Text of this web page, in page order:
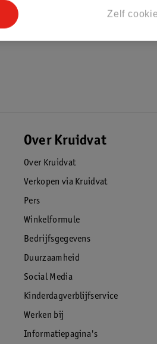
Over Kruidvat
Over Kruidvat
Verkopen via Kruidvat
Pers
Winkelformule
Bedrijfsgegevens
Duurzaamheid
Social Media
Kinderdagverblijfservice
Werken bij
Informatiepagina's
Zelf